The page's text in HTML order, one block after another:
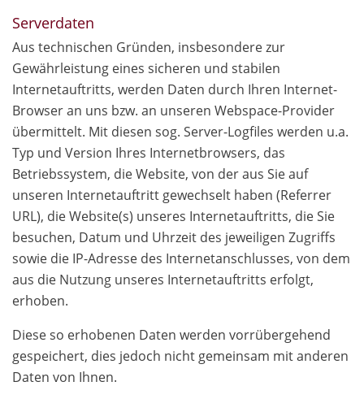
Serverdaten
Aus technischen Gründen, insbesondere zur
Gewährleistung eines sicheren und stabilen
Internetauftritts, werden Daten durch Ihren Internet-
Browser an uns bzw. an unseren Webspace-Provider
übermittelt. Mit diesen sog. Server-Logfiles werden u.a.
Typ und Version Ihres Internetbrowsers, das
Betriebssystem, die Website, von der aus Sie auf
unseren Internetauftritt gewechselt haben (Referrer
URL), die Website(s) unseres Internetauftritts, die Sie
besuchen, Datum und Uhrzeit des jeweiligen Zugriffs
sowie die IP-Adresse des Internetanschlusses, von dem
aus die Nutzung unseres Internetauftritts erfolgt,
erhoben.
Diese so erhobenen Daten werden vorrübergehend
gespeichert, dies jedoch nicht gemeinsam mit anderen
Daten von Ihnen.